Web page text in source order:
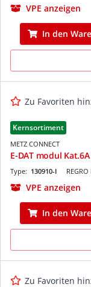
VPE anzeigen
In den
Zu Favoriten
Kernsortiment
METZ CONNECT
E-DAT modul
Type: 130910-I
VPE anzeigen
In den
Zu Favoriten